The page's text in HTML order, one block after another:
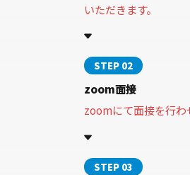
いただきます。
STEP 02
zoom面接
zoomにて面接を行わ
STEP 03